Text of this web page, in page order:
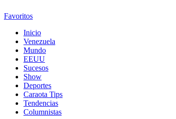
Favoritos
Inicio
Venezuela
Mundo
EEUU
Sucesos
Show
Deportes
Caraota Tips
Tendencias
Columnistas